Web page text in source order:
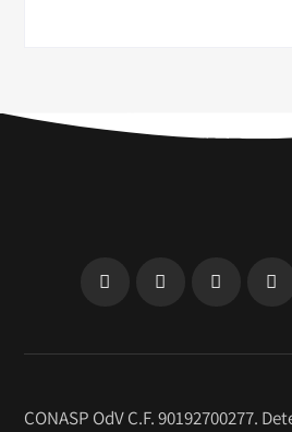
CONASP OdV C.F. 90192700277.